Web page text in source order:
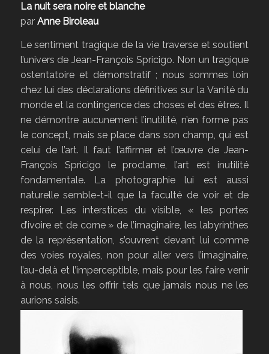
La nuit sera noire et blanche
par Anne Biroleau
Le sentiment tragique de la vie traverse et soutient
l’univers de Jean-François Spricigo. Non un tragique
ostentatoire et démonstratif ; nous sommes loin
chez lui des déclarations définitives sur la Vanité du
monde et la contingence des choses et des êtres. Il
ne démontre aucunement l’inutilité, n’en forme pas
le concept, mais se place dans son champ, qui est
celui de l’art. Il faut l’affirmer et l’œuvre de Jean-
François Spricigo le proclame, l’art est inutilité
fondamentale. La photographie lui est aussi
naturelle semble-t-il que la faculté de voir et de
respirer. Les interstices du visible, « les portes
d’ivoire et de corne » de l’imaginaire, les labyrinthes
de la représentation, s’ouvrent devant lui comme
des voies royales, non pour aller vers l’imaginaire,
l’au-delà et l’imperceptible, mais pour les faire venir
à nous, nous les offrir tels que jamais nous ne les
aurions saisis.